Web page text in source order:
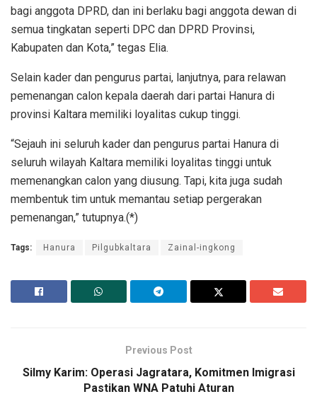
bagi anggota DPRD, dan ini berlaku bagi anggota dewan di
semua tingkatan seperti DPC dan DPRD Provinsi,
Kabupaten dan Kota,” tegas Elia.
Selain kader dan pengurus partai, lanjutnya, para relawan
pemenangan calon kepala daerah dari partai Hanura di
provinsi Kaltara memiliki loyalitas cukup tinggi.
“Sejauh ini seluruh kader dan pengurus partai Hanura di
seluruh wilayah Kaltara memiliki loyalitas tinggi untuk
memenangkan calon yang diusung. Tapi, kita juga sudah
membentuk tim untuk memantau setiap pergerakan
pemenangan,” tutupnya.(*)
Tags: Hanura Pilgubkaltara Zainal-ingkong
Previous Post
Silmy Karim: Operasi Jagratara, Komitmen Imigrasi
Pastikan WNA Patuhi Aturan